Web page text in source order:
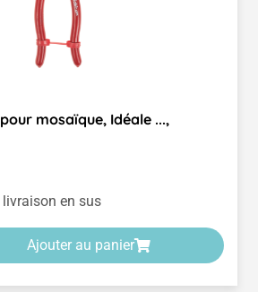
mosaïque, Idéale ...,
en sus
Ajouter au panier